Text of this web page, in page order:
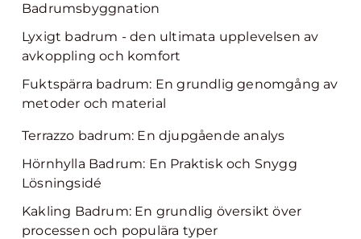
Badrumsbyggnation
Lyxigt badrum - den ultimata upplevelsen av
avkoppling och komfort
Fuktspärra badrum: En grundlig genomgång av
metoder och material
Terrazzo badrum: En djupgående analys
Hörnhylla Badrum: En Praktisk och Snygg
Lösningsidé
Kakling Badrum: En grundlig översikt över
processen och populära typer